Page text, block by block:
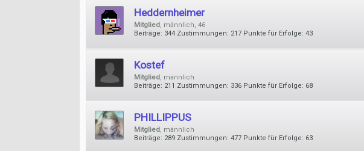
Heddernheimer
Mitglied, männlich, 46
Beiträge: 344 Zustimmungen: 217 Punkte für Erfolge: 43
Kostef
Mitglied, männlich
Beiträge: 211 Zustimmungen: 336 Punkte für Erfolge: 68
PHILLIPPUS
Mitglied, männlich
Beiträge: 289 Zustimmungen: 477 Punkte für Erfolge: 63